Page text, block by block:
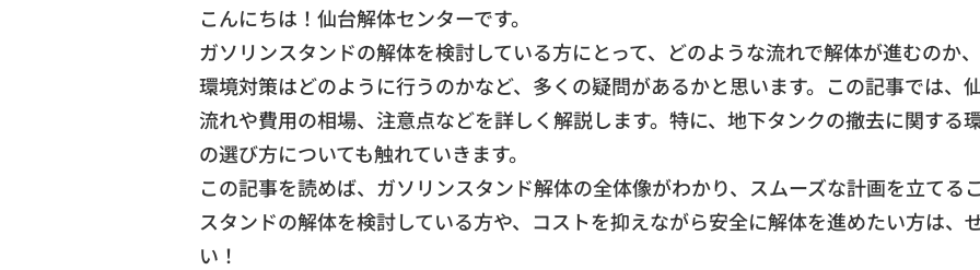
こんにちは！仙台解体センターです。
ガソリンスタンドの解体を検討している方にとって、どのような流れで解体が進むのか
環境対策はどのように行うのかなど、多くの疑問があるかと思います。この記事では、
流れや費用の相場、注意点などを詳しく解説します。特に、地下タンクの撤去に関する
の選び方についても触れていきます。
この記事を読めば、ガソリンスタンド解体の全体像がわかり、スムーズな計画を立てる
スタンドの解体を検討している方や、コストを抑えながら安全に解体を進めたい方は、
い！